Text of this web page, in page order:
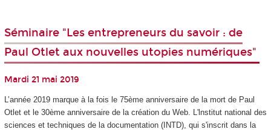
Séminaire "Les entrepreneurs du savoir : de
Paul Otlet aux nouvelles utopies numériques"
Mardi 21 mai 2019
L’année 2019 marque à la fois le 75ème anniversaire de la mort de Paul
Otlet et le 30ème anniversaire de la création du Web. L'lnstitut national des
sciences et techniques de la documentation (INTD), qui s'inscrit dans la